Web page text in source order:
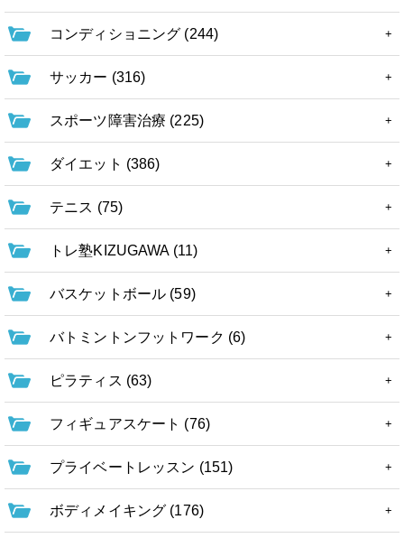
コンディショニング (244)
サッカー (316)
スポーツ障害治療 (225)
ダイエット (386)
テニス (75)
トレ塾KIZUGAWA (11)
バスケットボール (59)
バトミントンフットワーク (6)
ピラティス (63)
フィギュアスケート (76)
プライベートレッスン (151)
ボディメイキング (176)